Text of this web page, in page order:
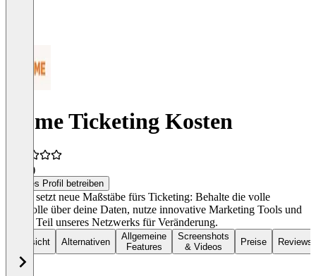
Höme Ticketing Kosten
(3)
Dieses Profil betreiben
Höme setzt neue Maßstäbe fürs Ticketing: Behalte die volle
Kontrolle über deine Daten, nutze innovative Marketing Tools und
werde Teil unseres Netzwerks für Veränderung.
Übersicht Alternativen
Allgemeine
Features
Screenshots
& Videos
Preise Reviews